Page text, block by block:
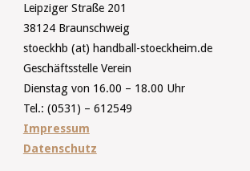
Leipziger Straße 201
38124 Braunschweig
stoeckhb (at) handball-stoeckheim.de
Geschäftsstelle Verein
Dienstag von 16.00 – 18.00 Uhr
Tel.: (0531) – 612549
Impressum
Datenschutz